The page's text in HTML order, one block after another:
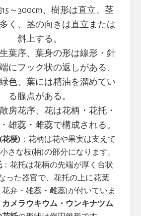
～300cm、樹形は直立、茎
く、茎の向きは直立または
斜上する。
葉序、葉身の形は線形・針
にフック状の返しがある、
色、葉には精油を溜めてい
る腺点がある。
房花序、花は花柄・花托・
雄蕊・雌蕊で構成される。
花梗) ：花柄は花や果実は支えて
さな枝(柄)の部分になります。
：花托は花柄の先端が厚く台状
った器官で、花托の上に花葉
花弁・雄蕊・雌蕊)が付いていま
カメラウキウム・ウンキナツム